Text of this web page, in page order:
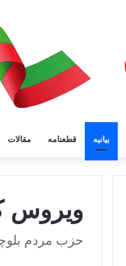
بیانیه قطعنامه مقالات
ویروس
حزب مردم